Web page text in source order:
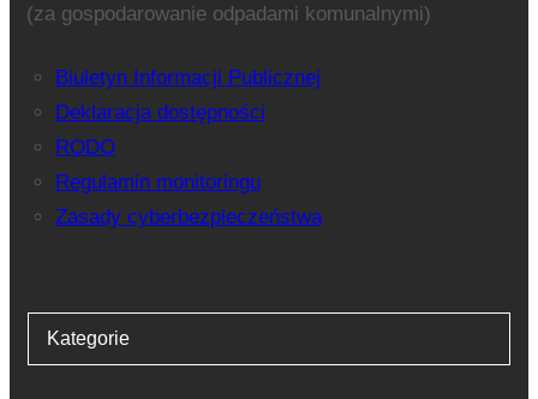
(za gospodarowanie odpadami komunalnymi)
Biuletyn Informacji Publicznej
Deklaracja dostępności
RODO
Regulamin monitoringu
Zasady cyberbezpieczeństwa
Kategorie